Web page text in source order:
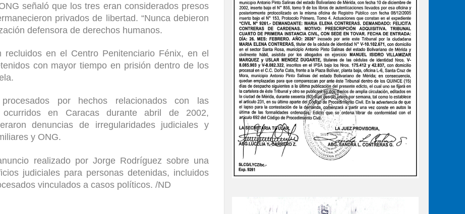
señaló que los tres eran considerados presos
privados de libertad. “Nunca debieron
defensora de derechos humanos.
recluidos en el Centro Penitenciario Fénix, en el
con mayor tiempo en prisión dentro de los
por hechos relacionados con las
ocurridos en Caracas durante abril de 2002,
denuncias de irregularidades judiciales y
y ONG.
realizado por Jorge Rodríguez sobre una
judiciales para personas detenidas, incluidos
vinculados a casos políticos. /ND